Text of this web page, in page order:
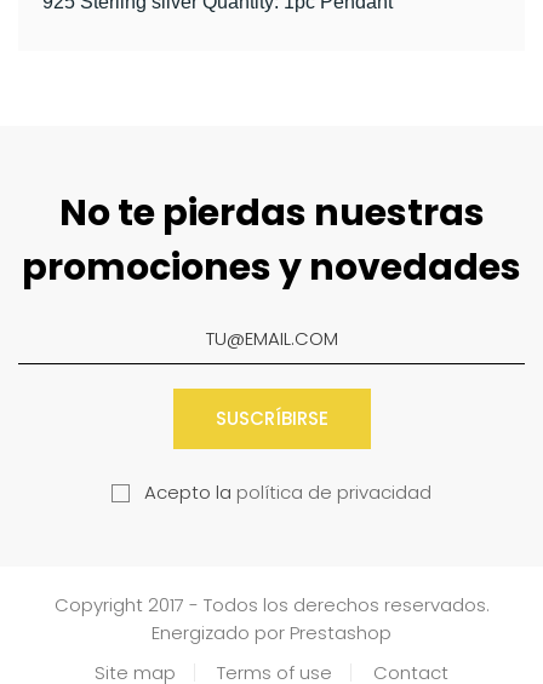
No te pierdas nuestras
promociones y novedades
SUSCRÍBIRSE
Acepto la política de privacidad
Copyright 2017 - Todos los derechos reservados.
Energizado por Prestashop
Site map
Terms of use Contact